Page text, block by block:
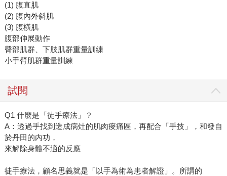
(1) 腹直肌
(2) 腹內外斜肌
(3) 腹橫肌
腹部伸展動作
臀部肌群、下肢肌群重量訓練
小手臂肌群重量訓練
試閱
Q1 什麼是「徒手療法」？
A：透過手找到造成病灶的肌肉痠痛區，再配合「手技」，和發自
於丹田的內功，
來解除身體不適的反應
徒手療法，顧名思義就是「以手為術為患者解證」。所謂的